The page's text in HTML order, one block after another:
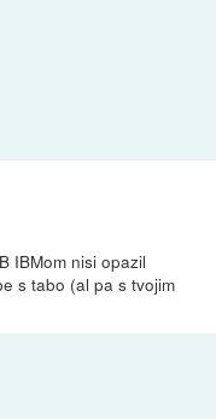
IBMom nisi opazil
s tabo (al pa s tvojim